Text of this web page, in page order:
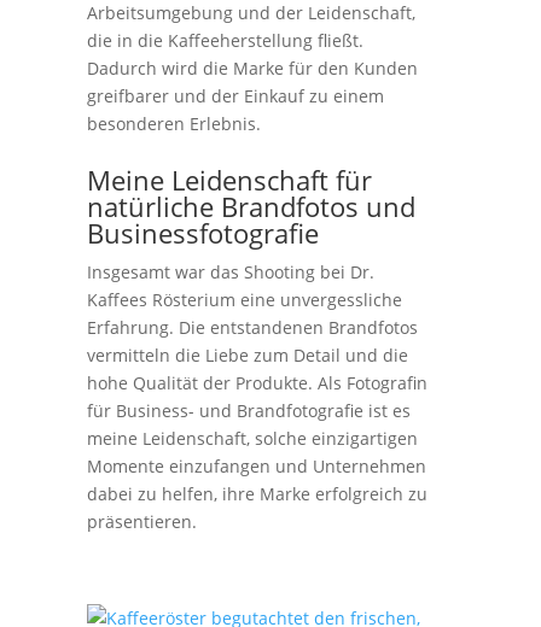
Arbeitsumgebung und der Leidenschaft,
die in die Kaffeeherstellung fließt.
Dadurch wird die Marke für den Kunden
greifbarer und der Einkauf zu einem
besonderen Erlebnis.
Meine Leidenschaft für
natürliche Brandfotos und
Businessfotografie
Insgesamt war das Shooting bei Dr.
Kaffees Rösterium eine unvergessliche
Erfahrung. Die entstandenen Brandfotos
vermitteln die Liebe zum Detail und die
hohe Qualität der Produkte. Als Fotografin
für Business- und Brandfotografie ist es
meine Leidenschaft, solche einzigartigen
Momente einzufangen und Unternehmen
dabei zu helfen, ihre Marke erfolgreich zu
präsentieren.